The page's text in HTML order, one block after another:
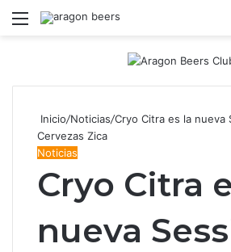
Menú
Inicio/Noticias/Cryo Citra es la nueva
Cervezas Zica
Noticias
Cryo Citra
nueva